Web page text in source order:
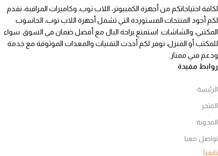
لكافة احتياجاتكم من أجهزة الكمبيوتر، اللاب توب، وكاميرات المراقبة، نقدم
لكم أجود المنتجات المستوردة التي تشمل أجهزة اللاب توب، الحاسوب
المكتبي، والشاشات. استمتع براحة البال مع أفضل ضمان في السوق. سواء
للمكتب أو المنزل، نوفر لكم أحدث التقنيات والمعدات الموثوقة مع خدمة
ودعم فني ممتاز.
روابط مفيدة
الرئيسة
المتجر
المدونة
تواصل معنا
تابعنا